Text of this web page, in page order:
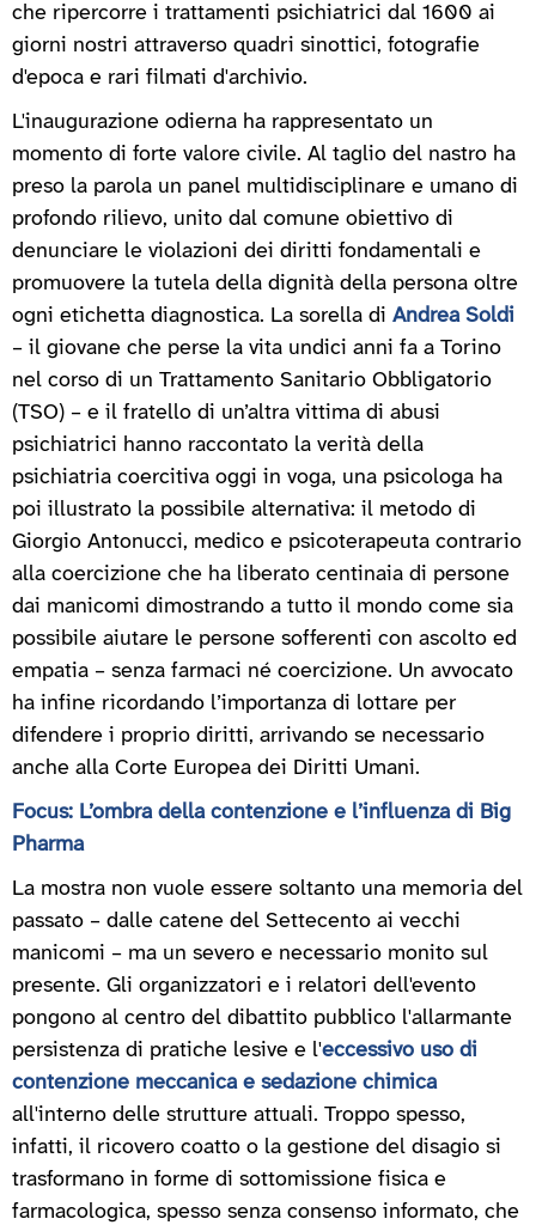
che ripercorre i trattamenti psichiatrici dal 1600 ai
giorni nostri attraverso quadri sinottici, fotografie
d'epoca e rari filmati d'archivio.
L'inaugurazione odierna ha rappresentato un
momento di forte valore civile. Al taglio del nastro ha
preso la parola un panel multidisciplinare e umano di
profondo rilievo, unito dal comune obiettivo di
denunciare le violazioni dei diritti fondamentali e
promuovere la tutela della dignità della persona oltre
ogni etichetta diagnostica. La sorella di Andrea Soldi
– il giovane che perse la vita undici anni fa a Torino
nel corso di un Trattamento Sanitario Obbligatorio
(TSO) – e il fratello di un’altra vittima di abusi
psichiatrici hanno raccontato la verità della
psichiatria coercitiva oggi in voga, una psicologa ha
poi illustrato la possibile alternativa: il metodo di
Giorgio Antonucci, medico e psicoterapeuta contrario
alla coercizione che ha liberato centinaia di persone
dai manicomi dimostrando a tutto il mondo come sia
possibile aiutare le persone sofferenti con ascolto ed
empatia – senza farmaci né coercizione. Un avvocato
ha infine ricordando l’importanza di lottare per
difendere i proprio diritti, arrivando se necessario
anche alla Corte Europea dei Diritti Umani.
Focus: L’ombra della contenzione e l’influenza di Big
Pharma
La mostra non vuole essere soltanto una memoria del
passato – dalle catene del Settecento ai vecchi
manicomi – ma un severo e necessario monito sul
presente. Gli organizzatori e i relatori dell'evento
pongono al centro del dibattito pubblico l'allarmante
persistenza di pratiche lesive e l'eccessivo uso di
contenzione meccanica e sedazione chimica
all'interno delle strutture attuali. Troppo spesso,
infatti, il ricovero coatto o la gestione del disagio si
trasformano in forme di sottomissione fisica e
farmacologica, spesso senza consenso informato, che